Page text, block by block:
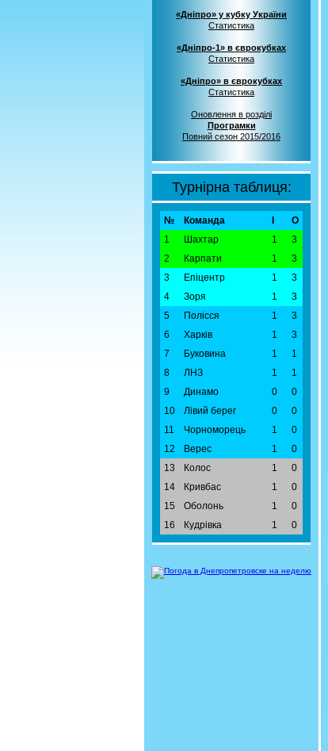
«Дніпро» у кубку України
Статистика
«Дніпро-1» в єврокубках
Статистика
«Дніпро» в єврокубках
Статистика
Оновлення в розділі
Програмки
Повний сезон 2015/2016
Турнірна таблиця:
№ Команда
О
1
Шахтар 1
3
2
Карпати 1
3
3
Епіцентр 1
3
4
Зоря 1
3
5
Полісся 1
3
6
Харків 1
3
7
Буковина 1
1
8
ЛНЗ 1
1
9
Динамо 0
0
10
Лівий берег 0
0
11
Чорноморець 1
0
12
Верес 1
0
13
Колос 1
0
14
Кривбас 1
0
15
Оболонь 1
0
16
Кудрівка 1 0